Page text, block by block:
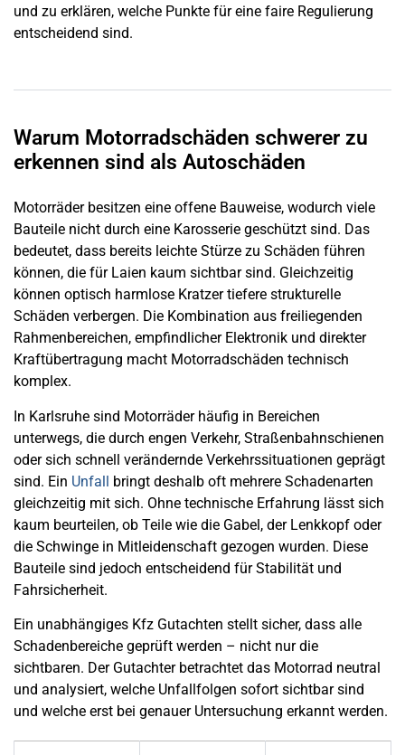
und zu erklären, welche Punkte für eine faire Regulierung
entscheidend sind.
Warum Motorradschäden schwerer zu
erkennen sind als Autoschäden
Motorräder besitzen eine offene Bauweise, wodurch viele
Bauteile nicht durch eine Karosserie geschützt sind. Das
bedeutet, dass bereits leichte Stürze zu Schäden führen
können, die für Laien kaum sichtbar sind. Gleichzeitig
können optisch harmlose Kratzer tiefere strukturelle
Schäden verbergen. Die Kombination aus freiliegenden
Rahmenbereichen, empfindlicher Elektronik und direkter
Kraftübertragung macht Motorradschäden technisch
komplex.
In Karlsruhe sind Motorräder häufig in Bereichen
unterwegs, die durch engen Verkehr, Straßenbahnschienen
oder sich schnell verändernde Verkehrssituationen geprägt
sind. Ein Unfall bringt deshalb oft mehrere Schadenarten
gleichzeitig mit sich. Ohne technische Erfahrung lässt sich
kaum beurteilen, ob Teile wie die Gabel, der Lenkkopf oder
die Schwinge in Mitleidenschaft gezogen wurden. Diese
Bauteile sind jedoch entscheidend für Stabilität und
Fahrsicherheit.
Ein unabhängiges Kfz Gutachten stellt sicher, dass alle
Schadenbereiche geprüft werden – nicht nur die
sichtbaren. Der Gutachter betrachtet das Motorrad neutral
und analysiert, welche Unfallfolgen sofort sichtbar sind
und welche erst bei genauer Untersuchung erkannt werden.